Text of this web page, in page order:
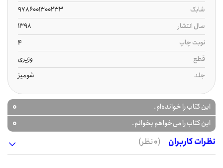
شابک
9786001300233
سال انتشار
1398
نوبت چاپ
4
قطع
وزیری
جلد
شومیز
این کتاب را خوانده‌ام. 0
این کتاب را می‌خواهم بخوانم.
0
نظرات کاربران
(0 نظر)